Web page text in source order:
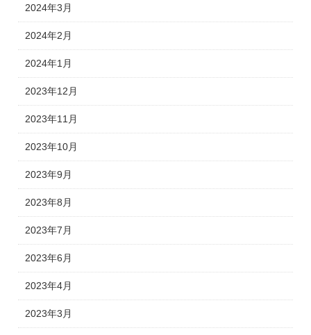
2024年3月
2024年2月
2024年1月
2023年12月
2023年11月
2023年10月
2023年9月
2023年8月
2023年7月
2023年6月
2023年4月
2023年3月